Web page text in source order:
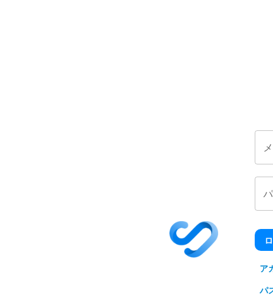
ア
パ